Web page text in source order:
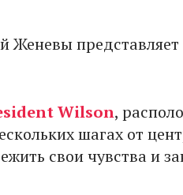
Женевы
Wilson,
шагах от
свои чувства и